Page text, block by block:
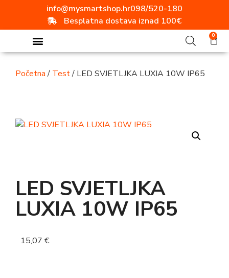
info@mysmartshop.hr098/520-180
Besplatna dostava iznad 100€
0
Početna/ Test/ LED SVJETLJKA LUXIA 10W IP65
LED SVJETLJKA
LUXIA 10W IP65
15,07 €